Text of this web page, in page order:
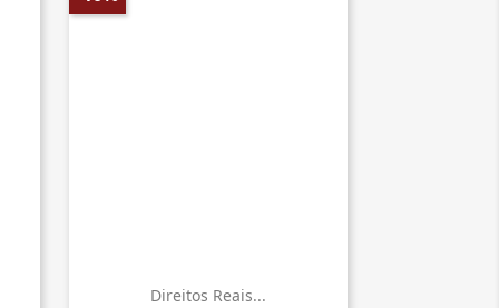
Direitos Reais...